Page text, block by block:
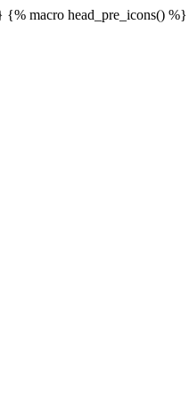
macro head_pre_icons() %}